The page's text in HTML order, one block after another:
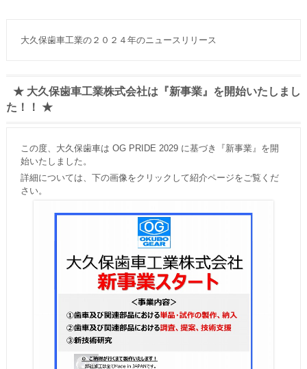
大久保歯車工業の２０２４年のニュースリリース
★ 大久保歯車工業株式会社は『新事業』を開始いたしまし
た！！ ★
この度、大久保歯車は OG PRIDE 2029 に基づき『新事業』を開
始いたしました。
詳細については、下の画像をクリックして紹介ページをご覧くだ
さい。